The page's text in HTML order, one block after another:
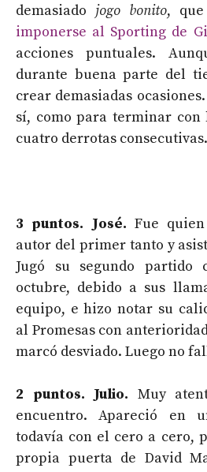
demasiado jogo bonito,
imponerse al Sporting de
acciones puntuales.
durante buena parte del
crear demasiadas
sí, como para terminar con
cuatro derrotas consecutivas.
3 puntos. José. Fue
autor del primer tanto y
Jugó su segundo
octubre, debido a sus
equipo, e hizo notar su
al Promesas con
marcó desviado. Luego no
2 puntos. Julio. Muy
encuentro. Apareció en
todavía con el cero a cero,
propia puerta de David